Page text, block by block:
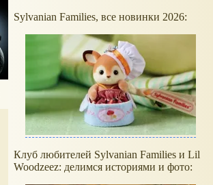
Sylvanian Families, все новинки 2026:
Клуб любителей Sylvanian Families и Lil
Woodzeez: делимся историями и фото: